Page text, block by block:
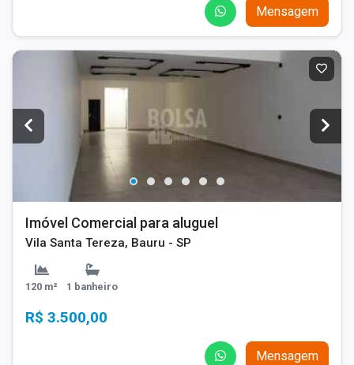
Mensagem
Imóvel Comercial para aluguel
Vila Santa Tereza, Bauru - SP
120 m² 1 banheiro
R$ 3.500,00
Mensagem